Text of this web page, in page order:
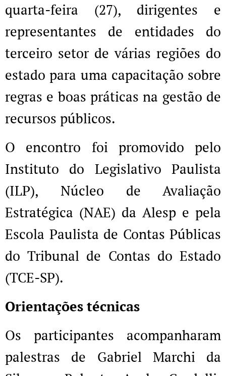
quarta-feira (27), dirigentes e
representantes de entidades do
terceiro setor de várias regiões do
estado para uma capacitação sobre
regras e boas práticas na gestão de
recursos públicos.
O encontro foi promovido pelo
Instituto do Legislativo Paulista
(ILP), Núcleo de Avaliação
Estratégica (NAE) da Alesp e pela
Escola Paulista de Contas Públicas
do Tribunal de Contas do Estado
(TCE-SP).
Orientações técnicas
Os participantes acompanharam
palestras de Gabriel Marchi da